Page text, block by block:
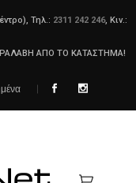
Τηλ.: 2311 242 246, Κιν.:
ΑΠΟ ΤΟ ΚΑΤΑΣΤΗΜΑ!